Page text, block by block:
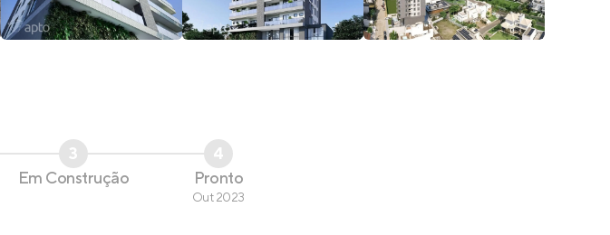
3
Em Construção
4
Pronto
Out 2023